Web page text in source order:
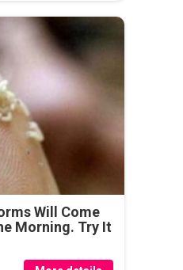
Will Come
Morning. Try It